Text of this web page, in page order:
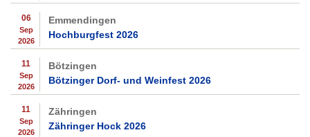
06
Sep
2026
Emmendingen
Hochburgfest 2026
11
Sep
2026
Bötzingen
Bötzinger Dorf- und Weinfest 2026
11
Sep
2026
Zähringen
Zähringer Hock 2026